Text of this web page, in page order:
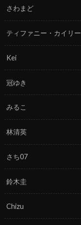
さわまど
ティファニー・カイリー
Kei
冠ゆき
みるこ
林清英
さち07
鈴木圭
Chizu